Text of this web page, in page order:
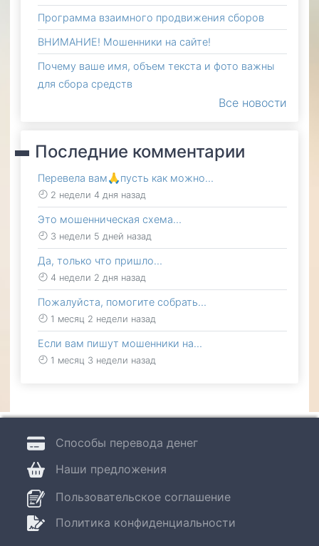
Программа взаимного продвижения сборов
ВНИМАНИЕ! Мошенники на сайте!
Почему ваше имя, объем текста и фото важны
для сбора средств
Все новости
Последние комментарии
Перевела вам🙏пусть как можно…
2 недели 4 дня назад
Это мошенническая схема…
3 недели 5 дней назад
Да, только что пришло…
4 недели 2 дня назад
Пожалуйста, помогите собрать…
1 месяц 2 недели назад
Если вам пишут мошенники на…
1 месяц 3 недели назад
Пользовательское соглашение
Политика конфиденциальности
Способы перевода денег
Наши предложения